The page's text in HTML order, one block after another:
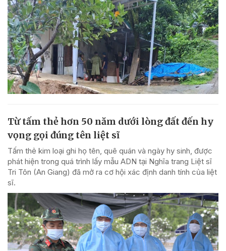
Từ tấm thẻ hơn 50 năm dưới lòng đất đến hy
vọng gọi đúng tên liệt sĩ
Tấm thẻ kim loại ghi họ tên, quê quán và ngày hy sinh, được
phát hiện trong quá trình lấy mẫu ADN tại Nghĩa trang Liệt sĩ
Tri Tôn (An Giang) đã mở ra cơ hội xác định danh tính của liệt
sĩ.